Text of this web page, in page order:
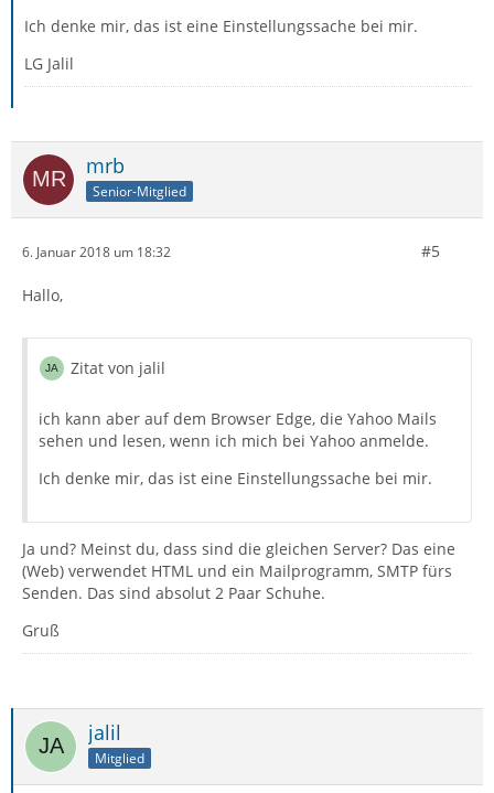
Ich denke mir, das ist eine Einstellungssache bei mir.
LG Jalil
mrb
Senior-Mitglied
6. Januar 2018 um 18:32 #5
Hallo,
Zitat von jalil
ich kann aber auf dem Browser Edge, die Yahoo Mails
sehen und lesen, wenn ich mich bei Yahoo anmelde.
Ich denke mir, das ist eine Einstellungssache bei mir.
Ja und? Meinst du, dass sind die gleichen Server? Das eine
(Web) verwendet HTML und ein Mailprogramm, SMTP fürs
Senden. Das sind absolut 2 Paar Schuhe.
Gruß
jalil
Mitglied